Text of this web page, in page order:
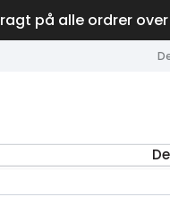
på alle ordrer over